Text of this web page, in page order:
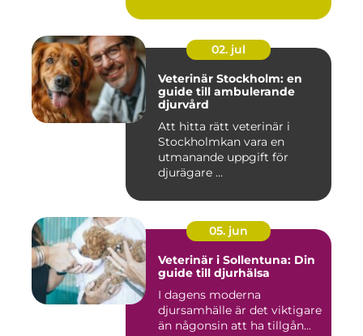
02. jul
Veterinär Stockholm: en
guide till ambulerande
djurvård
Att hitta rätt veterinär i
Stockholmkan vara en
utmanande uppgift för
djurägare ...
05. jun
Veterinär i Sollentuna: Din
guide till djurhälsa
I dagens moderna
djursamhälle är det viktigare
än någonsin att ha tillgån...